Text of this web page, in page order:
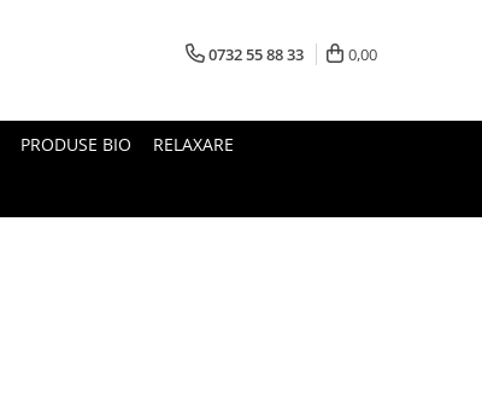
0732 55 88 33 0,00
PRODUSE BIO RELAXARE